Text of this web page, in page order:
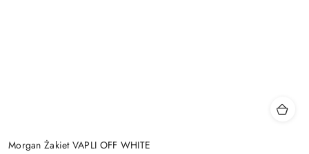
Morgan Żakiet VAPLI OFF WHITE